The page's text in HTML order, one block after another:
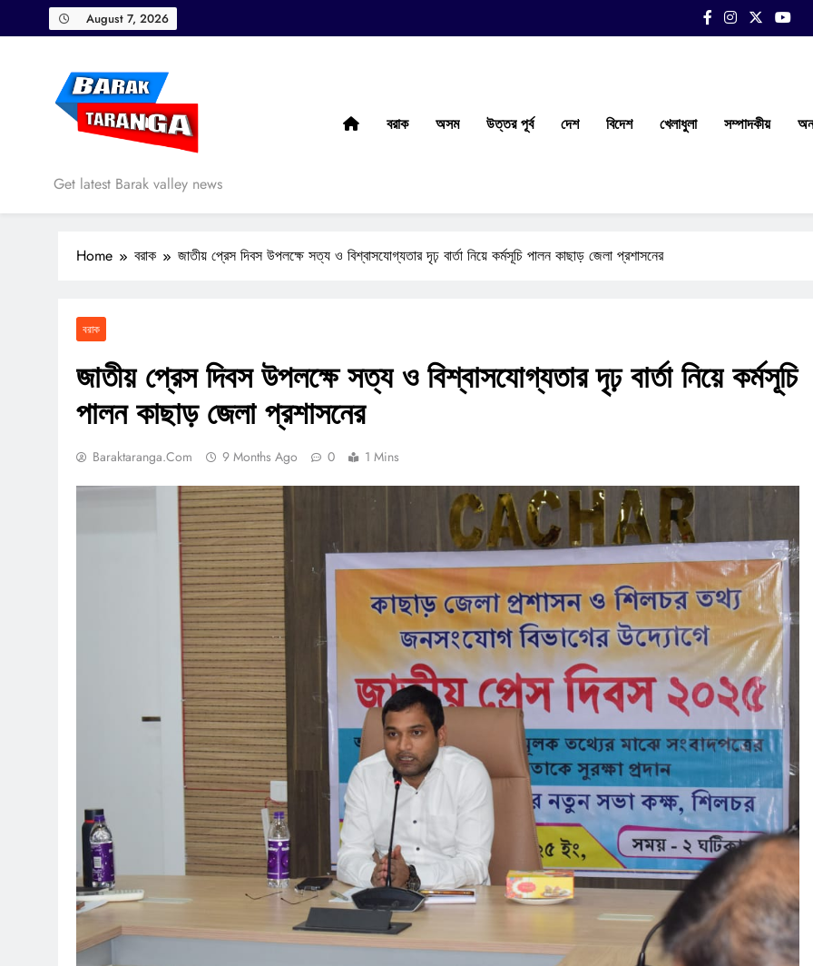
to
August 7, 2026
Barak Taranga
Get latest Barak valley news
বরাক অসম উত্তর পূর্ব দেশ বিদেশ খেলাধুলা সম্পাদকীয়
Home বরাক জাতীয় প্রেস দিবস উপলক্ষে সত্য ও বিশ্বাসযোগ্যতার দৃঢ় বার্তা নিয়ে কর্মসূচি পালন কাছাড় জেলা প্রশাসনের
বরাক
জাতীয় প্রেস দিবস উপলক্ষে সত্য ও বিশ্বাসযোগ্যতার দৃঢ় বার্তা নিয়ে কর্মসূচি
পালন কাছাড় জেলা প্রশাসনের
Baraktaranga.com 9 Months Ago 0 1 Mins